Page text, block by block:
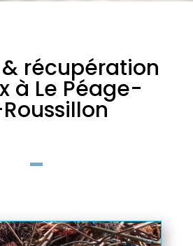
récupération
à Le Péage-